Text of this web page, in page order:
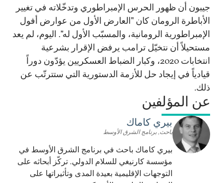
جيبون أن ظهور الحرس الإمبراطوري وتدخّلاته في تغيير
الأباطرة الرومان كان "العارض الأول من عوارض أفول
الإمبراطورية الرومانية، والمسبّب الأول له". اليوم، لم يعد
مستحيلاً أن نتخيّل ترامب يرفض الإقرار بشرعية
انتخابات 2020، وكبار الضباط العسكريين يؤدّون دوراً
قيادياً في إيجاد حل للأزمة الدستورية التي ستترتّب عن
ذلك.
عن المؤلفين
بيري كاماك
باحث, برنامج الشرق الأوسط
بيري كاماك باحث في برنامج الشرق الأوسط في
مؤسسة كارنيغي للسلام الدولي. تركّز أبحاثه على
التوجهات الإقليمية بعيدة المدى وتأثيراتها على